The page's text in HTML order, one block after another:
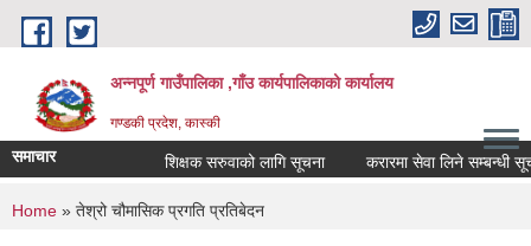
Skip to main content
अन्नपूर्ण गाउँपालिका ,गाँउ कार्यपालिकाको कार्यालय
गण्डकी प्रदेश, कास्की
समाचार शिक्षक सरुवाको लागि सूचना करारमा सेवा लिने सम्बन्धी सूचना
You are here
Home » तेश्रो चौमासिक प्रगति प्रतिबेदन